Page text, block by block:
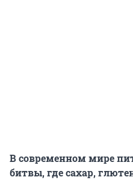
В современном мире
битвы, где сахар,